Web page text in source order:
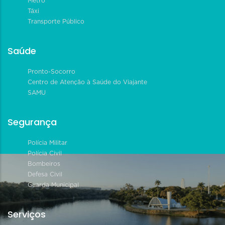
Táxi
Transporte Público
Saúde
Pronto-Socorro
Centro de Atenção à Saúde do Viajante
SAMU
Segurança
Polícia Militar
Polícia Civil
Bombeiros
Defesa Civil
Guarda Municipal
Serviços